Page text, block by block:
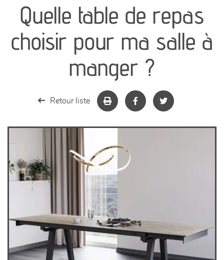
canapés et fauteuils
séjours
chambres et dressing
décoration
Quelle table de repas
choisir pour ma salle à
manger ?
Retour liste